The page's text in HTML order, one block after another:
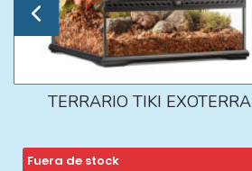
TERRARIO TIKI EXOTERRA
Fuera de stock